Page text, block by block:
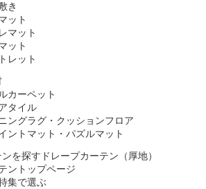
き
ット
マット
ット
レット
カーペット
タイル
ングラグ・クッションフロア
ントマット・パズルマット
ドレープカーテン（厚地）
ントップページ
集で選ぶ